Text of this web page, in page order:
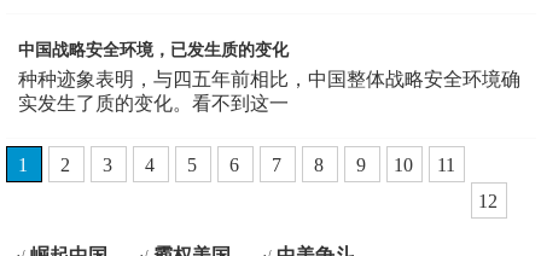
中国战略安全环境，已发生质的变化
种种迹象表明，与四五年前相比，中国整体战略安全环境确
实发生了质的变化。看不到这一
1 2 3 4 5 6 7 8 9 10
11
12